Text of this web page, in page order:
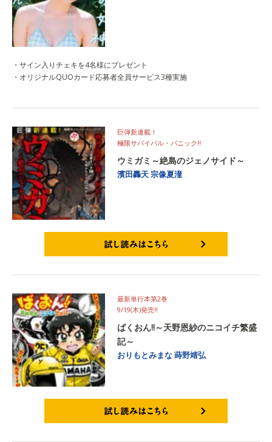
・サイン入りチェキを4名様にプレゼント
・オリジナルQUOカード応募者全員サービス3種実施
巨弾新連載！
極限サバイバル・パニック‼
ウミガミ～絶島のジェノサイド～
濱田轟天宗像夏潼
最新単行本第2巻
9/19(木)発売‼
ばくおん‼～天野恩紗のニコイチ繁盛
記～
おりもとみまな蒔野靖弘